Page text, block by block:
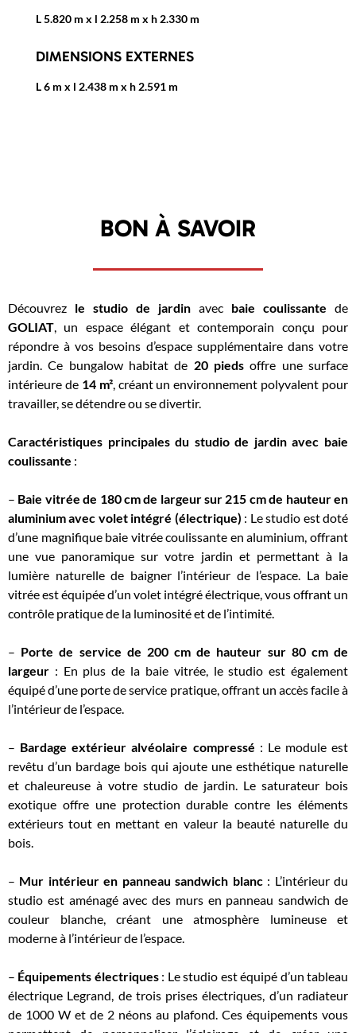
L 5.820 m x l 2.258 m x h 2.330 m
DIMENSIONS EXTERNES
L 6 m x l 2.438 m x h 2.591 m
BON À SAVOIR
Découvrez le studio de jardin avec baie coulissante de
GOLIAT, un espace élégant et contemporain conçu pour
répondre à vos besoins d’espace supplémentaire dans votre
jardin. Ce bungalow habitat de 20 pieds offre une surface
intérieure de 14 m², créant un environnement polyvalent pour
travailler, se détendre ou se divertir.
Caractéristiques principales du studio de jardin avec baie
coulissante :
– Baie vitrée de 180 cm de largeur sur 215 cm de hauteur en
aluminium avec volet intégré (électrique) : Le studio est doté
d’une magnifique baie vitrée coulissante en aluminium, offrant
une vue panoramique sur votre jardin et permettant à la
lumière naturelle de baigner l’intérieur de l’espace. La baie
vitrée est équipée d’un volet intégré électrique, vous offrant un
contrôle pratique de la luminosité et de l’intimité.
– Porte de service de 200 cm de hauteur sur 80 cm de
largeur : En plus de la baie vitrée, le studio est également
équipé d’une porte de service pratique, offrant un accès facile à
l’intérieur de l’espace.
– Bardage extérieuralvéolaire compressé : Le module est
revêtu d’un bardage bois qui ajoute une esthétique naturelle
et chaleureuse à votre studio de jardin. Le saturateur bois
exotique offre une protection durable contre les éléments
extérieurs tout en mettant en valeur la beauté naturelle du
bois.
– Mur intérieur en panneau sandwich blanc: L’intérieur du
studio est aménagé avec des murs en panneau sandwich de
couleur blanche, créant une atmosphère lumineuse et
moderne à l’intérieur de l’espace.
– Équipements électriques: Le studio est équipé d’un tableau
électrique Legrand, de trois prises électriques, d’un radiateur
de 1000 W et de 2 néons au plafond. Ces équipements vous